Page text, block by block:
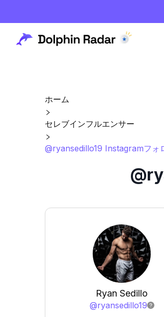
ホーム
セレブインフルエンサー
@ryansedillo19 Instagramフォ
Ryan Sedillo
@ryansedillo19